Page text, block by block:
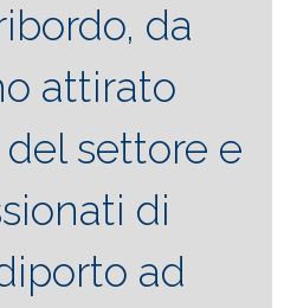
da
attirato
del settore e
di
ad